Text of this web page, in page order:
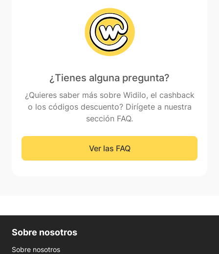
¿Tienes alguna pregunta?
¿Quieres saber más sobre Widilo, el cashback
o los códigos descuento? Dirígete a nuestra
sección FAQ.
Ver las FAQ
Sobre nosotros
Sobre nosotros